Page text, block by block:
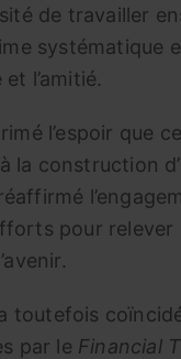
de travailler
systématique
l’amitié.
l’espoir que
la construction
pour
toutefois
par le Financial